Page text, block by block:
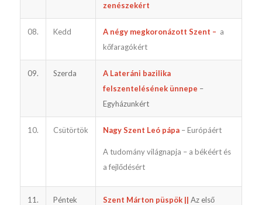
zenészekért
08. Kedd A négy megkoronázott Szent – a
kőfaragókért
09. Szerda
A Lateráni bazilika
felszentelésének ünnepe –
Egyházunkért
10. Csütörtök Nagy Szent Leó pápa– Európáért
A tudomány világnapja – a békéért és
a fejlődésért
11. Péntek Szent Márton püspök || Az első